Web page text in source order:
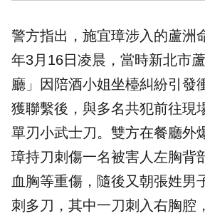
警方指出，施宜璋涉入的蘆洲
年3月16日凌晨，當時新北市
廳」因陪酒小姐坐檯糾紛引發
獲聯繫後，與多名共犯前往現
單刃小武士刀。雙方在餐廳外
璋持刀刺傷一名被害人左胸背
血胸等重傷，隨後又朝張姓男
刺多刀，其中一刀刺入右胸腔